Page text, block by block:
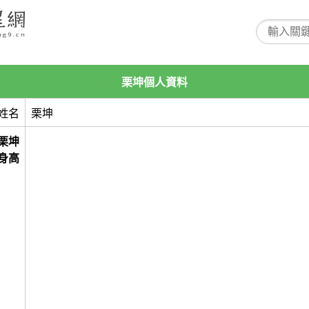
栗坤個人資料
名 栗坤
坤
高